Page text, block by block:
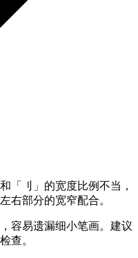
「刂」的宽度比例不当，
右部分的宽窄配合。
容易遗漏细小笔画。建议
查。